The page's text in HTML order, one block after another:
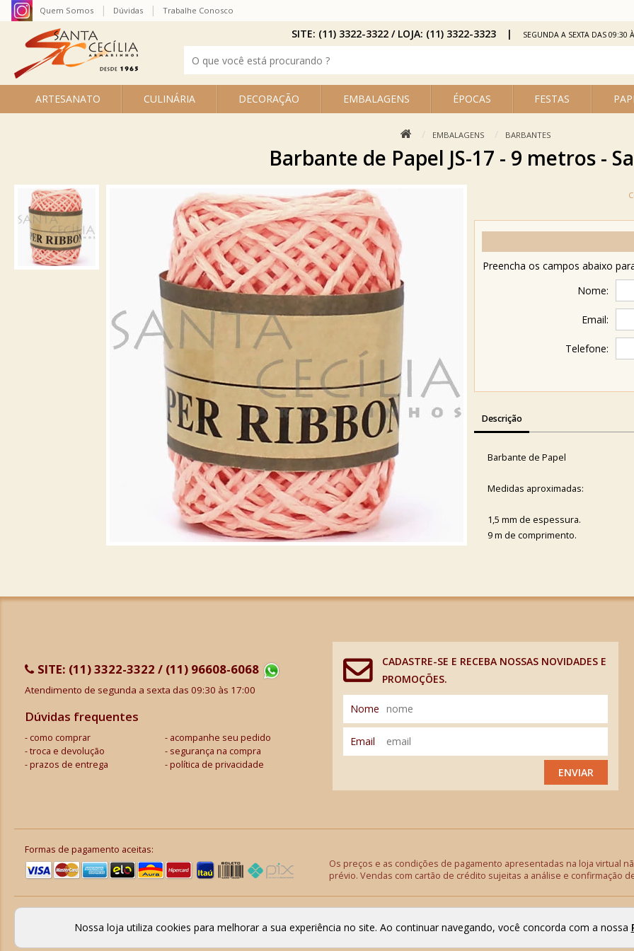
ARTESANATO CULINÁRIA DECORAÇÃO EMBALAGENS ÉPOCAS FESTAS
Quem Somos Dúvidas Trabalhe Conosco
SITE: (11) 3322-3322 / LOJA: (11) 3322-3323 SEGUNDA A SEXTA DAS 09:30
EMBALAGENS BARBANTES
Barbante de Papel JS-17 - 9 metros -
Preencha os campos abaixo
Nome:
Email:
Telefone:
Descrição
Barbante de Papel
Medidas aproximadas:
1,5 mm de espessura.
9 m de comprimento.
SITE: (11) 3322-3322 / (11) 96608-6068
Atendimento de segunda a sexta das 09:30 às 17:00
Dúvidas frequentes
como comprar
acompanhe seu pedido
troca e devolução
segurança na compra
prazos de entrega
política de privacidade
CADASTRE-SE E RECEBA NOSSAS NOVIDADES E
PROMOÇÕES.
Nome
Email
ENVIAR
Formas de pagamento aceitas:
Os preços e as condições de pagamento apresentadas na loja virtual
prévio. Vendas com cartão de crédito sujeitas a análise e confirmação
Nossa loja utiliza cookies para melhorar a sua experiência no site. Ao continuar navegando, você concorda com a nossa